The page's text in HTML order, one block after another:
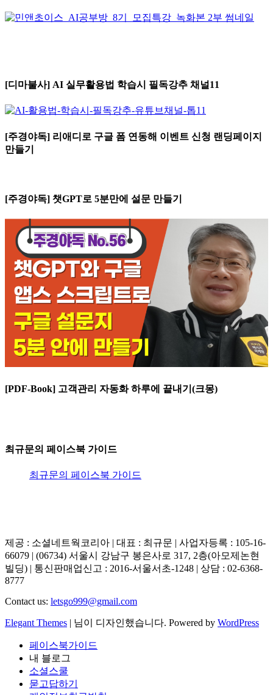
[디마불사] AI 실무활용법 학습시 필독강추 채널11
[주경야독] 리애디로 구글 폼 연동해 이벤트 신청 랜딩페이지
만들기
[주경야독] 챗GPT로 5분만에 설문 만들기
[PDF-Book] 고객관리 자동화 하루에 끝내기(크몽)
최규문의 페이스북 가이드
최규문의 페이스북 가이드
제공 : 소셜네트웍코리아 | 대표 : 최규문 | 사업자등록 : 105-16-
66079 | (06734) 서울시 강남구 봉은사로 317, 2층(아모제논현
빌딩) | 통신판매업신고 : 2016-서울서초-1248 | 상담 : 02-6368-
8777
Contact us: letsgo999@gmail.com
Elegant Themes | 님이 디자인했습니다. Powered by WordPress
페이스북가이드
내 블로그
소셜스쿨
묻고답하기